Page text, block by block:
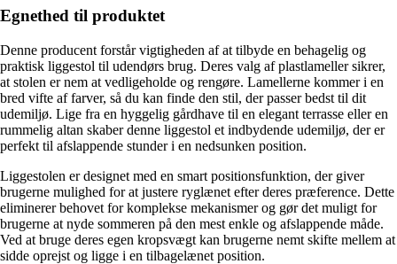
Egnethed til produktet
Denne producent forstår vigtigheden af at tilbyde en behagelig og
praktisk liggestol til udendørs brug. Deres valg af plastlameller sikrer,
at stolen er nem at vedligeholde og rengøre. Lamellerne kommer i en
bred vifte af farver, så du kan finde den stil, der passer bedst til dit
udemiljø. Lige fra en hyggelig gårdhave til en elegant terrasse eller en
rummelig altan skaber denne liggestol et indbydende udemiljø, der er
perfekt til afslappende stunder i en nedsunken position.
Liggestolen er designet med en smart positionsfunktion, der giver
brugerne mulighed for at justere ryglænet efter deres præference. Dette
eliminerer behovet for komplekse mekanismer og gør det muligt for
brugerne at nyde sommeren på den mest enkle og afslappende måde.
Ved at bruge deres egen kropsvægt kan brugerne nemt skifte mellem at
sidde oprejst og ligge i en tilbagelænet position.